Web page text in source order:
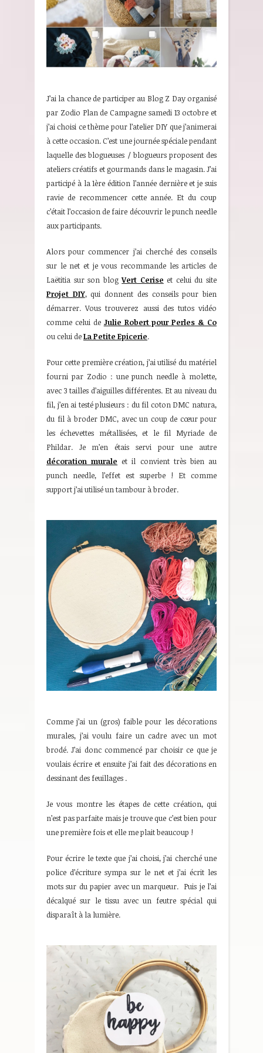
J’ai la chance de participer au Blog Z Day organisé
par Zodio Plan de Campagne samedi 13 octobre et
j’ai choisi ce thème pour l’atelier DIY que j’animerai
à cette occasion. C’est une journée spéciale pendant
laquelle des blogueuses / blogueurs proposent des
ateliers créatifs et gourmands dans le magasin. J’ai
participé à la 1ère édition l’année dernière et je suis
ravie de recommencer cette année. Et du coup
c’était l’occasion de faire découvrir le punch needle
aux participants.
Alors pour commencer j’ai cherché des conseils
sur le net et je vous recommande les articles de
Laëtitia sur son blogVert Cerise et celui du site
Projet DIY, qui donnent des conseils pour bien
démarrer. Vous trouverez aussi des tutos vidéo
comme celui de Julie Robert pour Perles & Co
ou celui deLa Petite Epicerie.
Pour cette première création, j’ai utilisé du matériel
fourni par Zodio : une punch needle à molette,
avec 3 tailles d’aiguilles différentes. Et au niveau du
fil, j’en ai testé plusieurs : du fil coton DMC natura,
du fil à broder DMC, avec un coup de cœur pour
les échevettes métallisées, et le fil Myriade de
Phildar. Je m’en étais servi pour une autre
décoration murale et il convient très bien au
punch needle, l’effet est superbe ! Et comme
support j’ai utilisé un tambour à broder.
Comme j’ai un (gros) faible pour les décorations
murales, j’ai voulu faire un cadre avec un mot
brodé. J’ai donc commencé par choisir ce que je
voulais écrire et ensuite j’ai fait des décorations en
dessinant des feuillages .
Je vous montre les étapes de cette création, qui
n’est pas parfaite mais je trouve que c’est bien pour
une première fois et elle me plait beaucoup !
Pour écrire le texte que j’ai choisi, j’ai cherché une
police d’écriture sympa sur le net et j’ai écrit les
mots sur du papier avec un marqueur. Puis je l’ai
décalqué sur le tissu avec un feutre spécial qui
disparaît à la lumière.